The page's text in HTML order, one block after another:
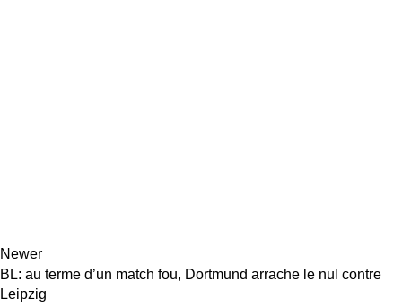
Newer
BL: au terme d’un match fou, Dortmund arrache le nul contre
Leipzig